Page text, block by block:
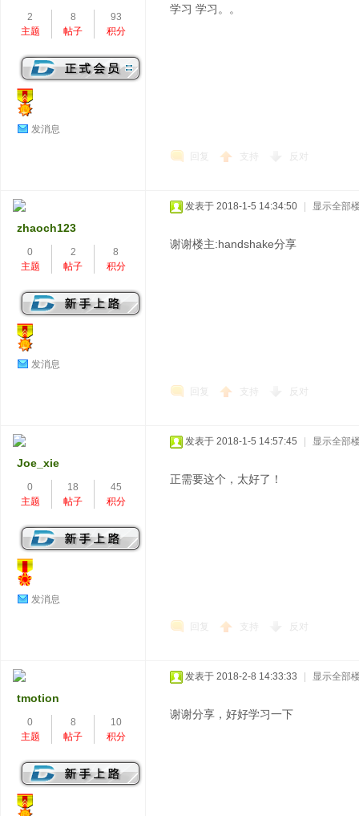
2
主题
8
帖子
93
积分
发消息
学习 学习。。
回复 支持 反对
zhaoch123
0
主题
2
帖子
8
积分
发消息
发表于 2018-1-5 14:34:50 显示全部
谢谢楼主:handshake分享
回复 支持 反对
Joe_xie
0
主题
18
帖子
45
积分
发消息
发表于 2018-1-5 14:57:45 显示全部
正需要这个，太好了！
回复 支持 反对
tmotion
0
主题
8
帖子
10
积分
发表于 2018-2-8 14:33:33 显示全部
谢谢分享，好好学习一下